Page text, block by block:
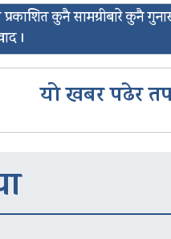
कुनै सामग्रीबारे कुनै
।
यो खबर पढेर